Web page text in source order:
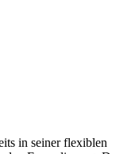
in seiner flexiblen